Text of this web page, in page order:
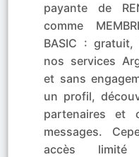
payante de
comme
BASIC :
nos services
et sans
un profil,
partenaires et
messages.
accès